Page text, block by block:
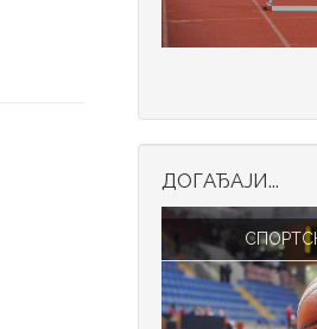
ДОГАЂАЈИ...